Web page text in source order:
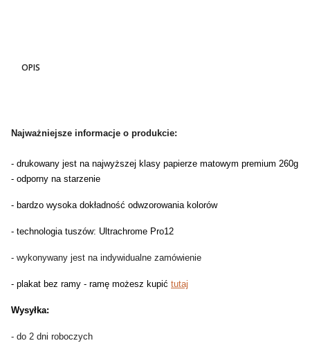
OPIS
Najważniejsze informacje o produkcie:
- drukowany jest na najwyższej klasy papierze matowym premium 260g
- odporny na starzenie
- bardzo wysoka dokładność odwzorowania kolorów
- technologia tuszów: Ultrachrome Pro12
- wykonywany jest na indywidualne zamówienie
- plakat bez ramy - ramę możesz kupić tutaj
Wysyłka:
- do 2 dni roboczych